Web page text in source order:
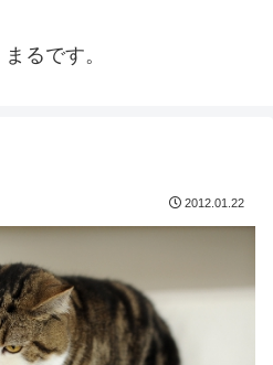
るです。
2012.01.22